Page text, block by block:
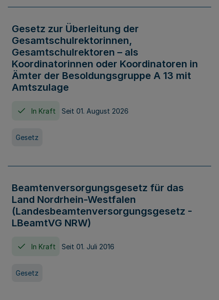
Gesetz zur Überleitung der
Gesamtschulrektorinnen,
Gesamtschulrektoren – als
Koordinatorinnen oder Koordinatoren in
Ämter der Besoldungsgruppe A 13 mit
Amtszulage
In Kraft Seit 01. August 2026
Gesetz
Beamtenversorgungsgesetz für das
Land Nordrhein-Westfalen
(Landesbeamtenversorgungsgesetz -
LBeamtVG NRW)
In Kraft Seit 01. Juli 2016
Gesetz